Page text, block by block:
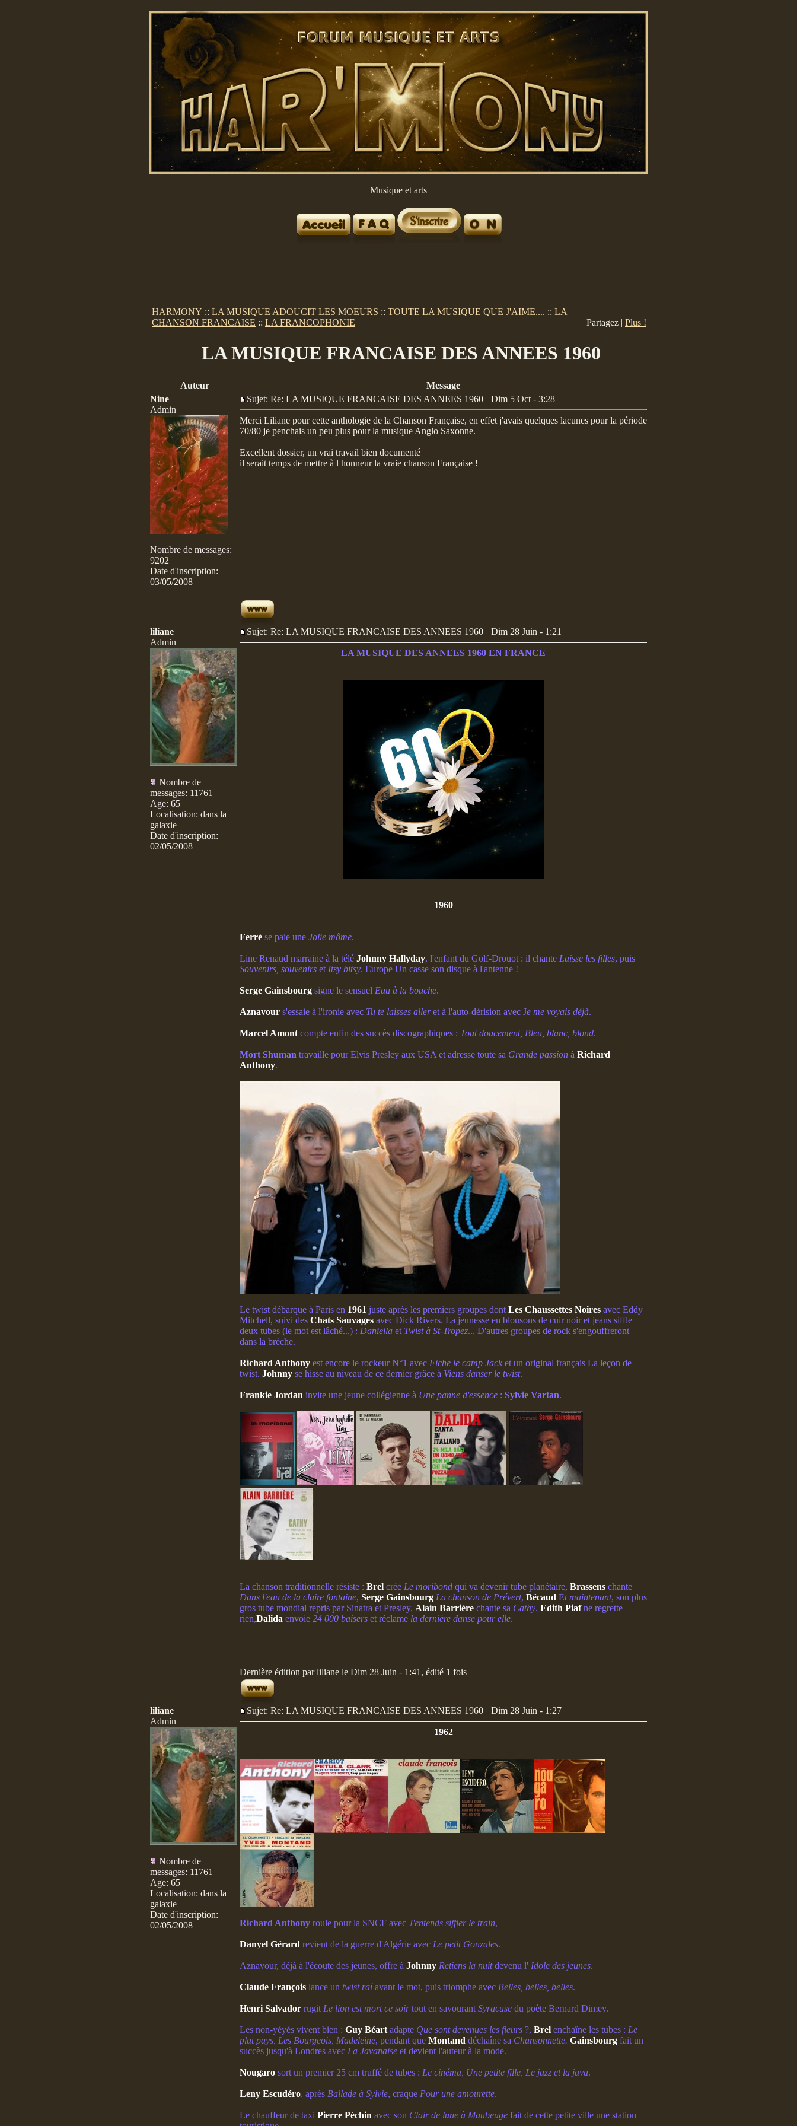
Musique et arts
HARMONY :: LA MUSIQUE ADOUCIT LES MOEURS :: TOUTE LA MUSIQUE QUE J'AIME.... :: LA
CHANSON FRANCAISE :: LA FRANCOPHONIE Partagez | Plus !
LA MUSIQUE FRANCAISE DES ANNEES 1960
Auteur
Message
Nine
Admin
Nombre de messages:
9202
Date d'inscription:
03/05/2008
Sujet: Re: LA MUSIQUE FRANCAISE DES ANNEES 1960 Dim 5 Oct - 3:28
Merci Liliane pour cette anthologie de la Chanson Française, en effet j'avais quelques lacunes pour la période
70/80 je penchais un peu plus pour la musique Anglo Saxonne.
Excellent dossier, un vrai travail bien documenté
il serait temps de mettre à l honneur la vraie chanson Française !
liliane
Admin
Nombre de
messages: 11761
Age: 65
Localisation: dans la
galaxie
Date d'inscription:
02/05/2008
Sujet: Re: LA MUSIQUE FRANCAISE DES ANNEES 1960 Dim 28 Juin - 1:21
LA MUSIQUE DES ANNEES 1960 EN FRANCE
1960
Ferré se paie une Jolie môme.
Line Renaud marraine à la télé Johnny Hallyday, l'enfant du Golf-Drouot : il chante Laisse les filles, puis
Souvenirs, souvenirs et Itsy bitsy. Europe Un casse son disque à l'antenne !
Serge Gainsbourg signe le sensuel Eau à la bouche.
Aznavour s'essaie à l'ironie avec Tu te laisses alleret à l'auto-dérision avec Je me voyais déjà.
Marcel Amont compte enfin des succès discographiques : Tout doucement, Bleu, blanc, blond.
Mort Shuman travaille pour Elvis Presley aux USA et adresse toute sa Grande passion à Richard
Anthony.
Le twist débarque à Paris en 1961 juste après les premiers groupes dont Les Chaussettes Noires avec Eddy
Mitchell, suivi des Chats Sauvages avec Dick Rivers. La jeunesse en blousons de cuir noir et jeans siffle
deux tubes (le mot est lâché...) : Daniella et Twist à St-Tropez... D'autres groupes de rock s'engouffreront
dans la brèche.
Richard Anthony est encore le rockeur N°1 avec Fiche le camp Jacket un original français La leçon de
twist. Johnny se hisse au niveau de ce dernier grâce à Viens danser le twist.
Frankie Jordan invite une jeune collégienne à Une panne d'essence : Sylvie Vartan.
La chanson traditionnelle résiste : Brel crée Le moribond qui va devenir tube planétaire, Brassens chante
Dans l'eau de la claire fontaine, Serge Gainsbourg La chanson de Prévert, Bécaud Et maintenant, son plus
gros tube mondial repris par Sinatra et Presley. Alain Barrière chante sa Cathy. Edith Piafne regrette
rien,Dalida envoie 24 000 baisers et réclame la dernière danse pour elle.
Dernière édition par liliane le Dim 28 Juin - 1:41, édité 1 fois
liliane
Admin
Nombre de
messages: 11761
Age: 65
Localisation: dans la
galaxie
Date d'inscription:
02/05/2008
Sujet: Re: LA MUSIQUE FRANCAISE DES ANNEES 1960 Dim 28 Juin - 1:27
1962
Richard Anthony roule pour la SNCF avec J'entends siffler le train,
Danyel Gérard revient de la guerre d'Algérie avec Le petit Gonzales.
Aznavour, déjà à l'écoute des jeunes, offre à Johnny Retiens la nuitdevenu l' Idole des jeunes.
Claude François lance un twist raïavant le mot, puis triomphe avec Belles, belles, belles.
Henri Salvador rugit Le lion est mort ce soirtout en savourant Syracuse du poète Bernard Dimey.
Les non-yéyés vivent bien : Guy Béart adapte Que sont devenues les fleurs ?, Brel enchaîne les tubes : Le
plat pays, Les Bourgeois, Madeleine, pendant que Montand déchaîne sa Chansonnette. Gainsbourg fait un
succès jusqu'à Londres avec La Javanaise et devient l'auteur à la mode.
Nougaro sort un premier 25 cm truffé de tubes : Le cinéma, Une petite fille, Le jazz et la java.
Leny Escudéro, après Ballade à Sylvie, craque Pour une amourette.
Le chauffeur de taxi Pierre Péchin avec son Clair de lune à Maubeuge fait de cette petite ville une station